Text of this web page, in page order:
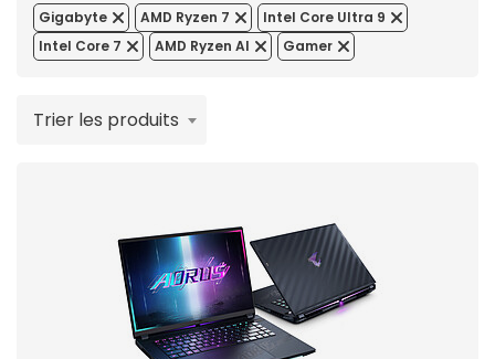
Gigabyte AMD Ryzen 7
Intel Core Ultra 9
Intel Core 7
AMD Ryzen AI Gamer
Trier les produits